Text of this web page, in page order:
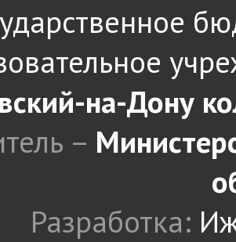
на-Дону
–
Разработка: